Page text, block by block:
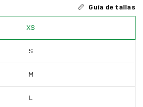
Guía de tallas
XS
S
M
L